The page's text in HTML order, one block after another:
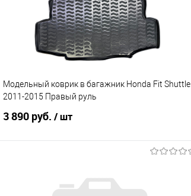
В избранное
Под заказ
Модельный коврик в багажник Honda Fit Shuttle
2011-2015 Правый руль
3 890 руб. / шт